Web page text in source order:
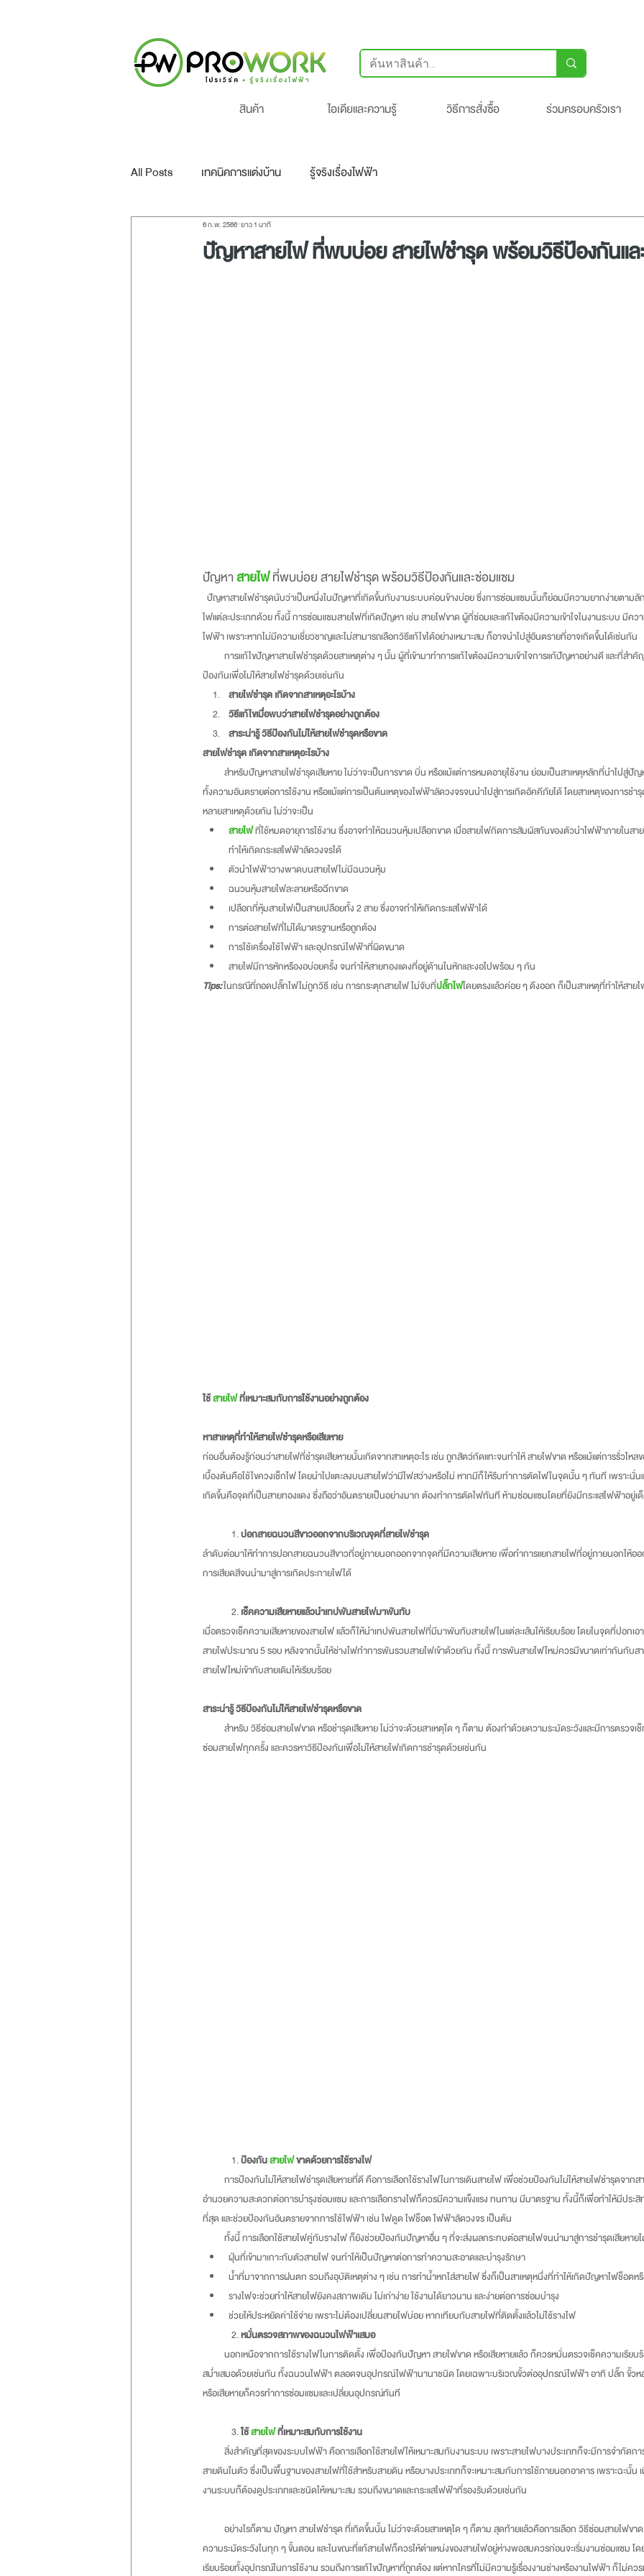
สินค้า ไอเดียและความรู้ วิธีการสั่งซื้อ ร่วมครอบครัวเรา
All Posts เทคนิคการแต่งบ้าน รู้จริงเรื่องไฟฟ้า
ปัญหาสายไฟ ที่พบบ่อย สายไฟชำรุด พร้อมวิธีป้องกันแล
6 ก.พ. 2566 ยาว 1 นาที
ปัญหา สายไฟ ที่พบบ่อย สายไฟชำรุด พร้อมวิธีป้องกันและซ่อมแซม
ไฟแต่ละประเภทด้วย ทั้งนี้ การซ่อมแซมสายไฟที่เกิดปัญหา เช่น สายไฟขาด ผู้ที่ซ่อมและแก้ไขต้องมีความเข้าใจในงานระบบ มีค
ไฟฟ้า เพราะหากไม่มีความเชี่ยวชาญและไม่สามารถเลือกวิธีแก้ไขได้อย่างเหมาะสม ก็อาจนำไปสู่อันตรายที่อาจเกิดขึ้นได้เช่นกัน
ป้องกันเพื่อไม่ให้สายไฟชำรุดด้วยเช่นกัน
สายไฟชำรุด เกิดจากสาเหตุอะไรบ้าง
วิธีแก้ไขเมื่อพบว่าสายไฟชำรุดอย่างถูกต้อง
สาระน่ารู้ วิธีป้องกันไม่ให้สายไฟชำรุดหรือขาด
สายไฟชำรุด เกิดจากสาเหตุอะไรบ้าง
ทั้งความอันตรายต่อการใช้งาน หรือแม้แต่การเป็นต้นเหตุของไฟฟ้าลัดวงจรจนนำไปสู่การเกิดอัคคีภัยได้ โดยสาเหตุของการช
หลายสาเหตุด้วยกัน ไม่ว่าจะเป็น
สายไฟที่ใช้หมดอายุการใช้งาน ซึ่งอาจทำให้ฉนวนหุ้มเปลือกขาด เมื่อสายไฟกิดการสัมผัสกันของตัวนำไฟฟ้าภายในสา
ทำให้เกิดกระแสไฟฟ้าลัดวงจรได้
ตัวนำไฟฟ้าวางพาดบนสายไฟไม่มีฉนวนหุ้ม
ฉนวนหุ้มสายไฟละลายหรือฉีกขาด
เปลือกที่หุ้มสายไฟเป็นสายเปลือยทั้ง 2 สาย ซึ่งอาจทำให้เกิดกระแสไฟฟ้าได้
การต่อสายไฟที่ไม่ได้มาตรฐานหรือถูกต้อง
การใช้เครื่องใช้ไฟฟ้า และอุปกรณ์ไฟฟ้าที่ผิดขนาด
สายไฟมีการหักหรืองอบ่อยครั้ง จนทำให้สายทองแดงที่อยู่ด้านในหักและงอไปพร้อม ๆ กัน
Tips:ในกรณีที่ถอดปลั๊กไฟไม่ถูกวิธีเช่นการกระตุกสายไฟไม่จับที่ปลั๊กไฟโดยตรงแล้วค่อยๆดึงออกก็เป็นสาเหตุที่ทำให้สาย
ใช้ สายไฟ ที่เหมาะสมกับการใช้งานอย่างถูกต้อง
หาสาเหตุที่ทำให้สายไฟชำรุดหรือเสียหาย
ก่อนอื่นต้องรู้ก่อนว่าสายไฟที่ชำรุดเสียหายนั้นเกิดจากสาเหตุอะไร เช่น ถูกสัตว์กัดแทะจนทำให้ สายไฟขาด หรือแม้แต่การรั่วไหล
เบื้องต้นคือใช้ไขควงเช็กไฟ โดยนำไปแตะลงบนสายไฟว่ามีไฟสว่างหรือไม่ หากมีก็ให้รีบทำการตัดไฟในจุดนั้น ๆ ทันที เพราะนั่
เกิดขึ้นคือจุดที่เป็นสายทองแดง ซึ่งถือว่าอันตรายเป็นอย่างมาก ต้องทำการตัดไฟทันที ห้ามซ่อมแซมโดยที่ยังมีกระแสไฟฟ้าอยู่เ
	1.
ปอกสายฉนวนสีขาวออกจากบริเวณจุดที่สายไฟชำรุด
ลำดับต่อมาให้ทำการปอกสายฉนวนสีขาวที่อยู่ภายนอกออกจากจุดที่มีความเสียหาย เพื่อทำการแยกสายไฟที่อยู่ภายนอกให้ออ
การเสียดสีจนนำมาสู่การเกิดประกายไฟได้
	2.
เช็คความเสียหายแล้วนำเทปพันสายไฟมาพันทับ
เมื่อตรวจเช็คความเสียหายของสายไฟ แล้วก็ให้นำเทปพันสายไฟที่มีมาพันทับสายไฟในแต่ละเส้นให้เรียบร้อย โดยในจุดที่ปอก
สายไฟประมาณ 5 รอบ หลังจากนั้นให้ช่างไฟทำการพันรวมสายไฟเข้าด้วยกัน ทั้งนี้ การพันสายไฟใหม่ควรมีขนาดเท่ากันกับส
สายไฟใหม่เข้ากับสายเดิมให้เรียบร้อย
สาระน่ารู้ วิธีป้องกันไม่ให้สายไฟชำรุดหรือขาด
ซ่อมสายไฟทุกครั้ง และควรหาวิธีป้องกันเพื่อไม่ให้สายไฟเกิดการชำรุดด้วยเช่นกัน
	1.
ป้องกัน สายไฟ ขาดด้วยการใช้รางไฟ
อำนวยความสะดวกต่อการบำรุงซ่อมแซม และการเลือกรางไฟก็ควรมีความแข็งแรง ทนทาน มีมาตรฐาน ทั้งนี้ก็เพื่อทำให้มีประ
ที่สุด และช่วยป้องกันอันตรายจากการใช้ไฟฟ้า เช่น ไฟดูด ไฟช็อต ไฟฟ้าลัดวงจร เป็นต้น
ทั้งนี้ การเลือกใช้สายไฟคู่กับรางไฟ ก็ยังช่วยป้องกันปัญหาอื่น ๆ ที่จะส่งผลกระทบต่อสายไฟจนนำมาสู่การชำรุดเสียหาย
ฝุ่นที่เข้ามาเกาะกับตัวสายไฟ จนทำให้เป็นปัญหาต่อการทำความสะอาดและบำรุงรักษา
น้ำที่มาจากการฝนตก รวมถึงอุบัติเหตุต่าง ๆ เช่น การทำน้ำหกใส่สายไฟ ซึ่งก็เป็นสาเหตุหนึ่งที่ทำให้เกิดปัญหาไฟช็อตห
รางไฟจะช่วยทำให้สายไฟยังคงสภาพเดิม ไม่เก่าง่าย ใช้งานได้ยาวนาน และง่ายต่อการซ่อมบำรุง
ช่วยให้ประหยัดค่าใช้จ่าย เพราะไม่ต้องเปลี่ยนสายไฟบ่อย หากเทียบกับสายไฟที่ติดตั้งแล้วไม่ใช้รางไฟ
	2.
หมั่นตรวจสภาพของฉนวนไฟฟ้าเสมอ
สม่ำเสมอด้วยเช่นกัน ทั้งฉนวนไฟฟ้า ตลอดจนอุปกรณ์ไฟฟ้านานาชนิด โดยเฉพาะบริเวณขั้วต่ออุปกรณ์ไฟฟ้า อาทิ ปลั๊ก ขั้วห
หรือเสียหายก็ควรทำการซ่อมแซมและเปลี่ยนอุปกรณ์ทันที
	3.
ใช้ สายไฟ ที่เหมาะสมกับการใช้งาน
สายดินในตัว ซึ่งเป็นพื้นฐานของสายไฟที่ใช้สำหรับสายดิน หรือบางประเภทก็จะเหมาะสมกับการใช้ภายนอกอาคาร เพราะฉะนั้น
งานระบบก็ต้องดูประเภทและชนิดให้เหมาะสม รวมถึงขนาดและกระแสไฟฟ้าที่รองรับด้วยเช่นกัน
ความระมัดระวังในทุก ๆ ขั้นตอน และในขณะที่แก้สายไฟก็ควรให้ตำแหน่งของสายไฟอยู่ห่างพอสมควรก่อนจะเริ่มงานซ่อมแซม โ
เรียบร้อยทั้งอุปกรณ์ในการใช้งาน รวมถึงการแก้ไขปัญหาที่ถูกต้อง แต่หากใครที่ไม่มีความรู้เรื่องงานช่างหรืองานไฟฟ้า ก็ไม่ควร